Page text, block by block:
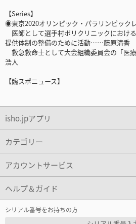
【Series】
◉東京2020オリンピック・パラリンピック
医師として選手村ポリクリニックにおけ
提供体制の整備のために活動……藤原清香
救急救命士として大会組織委員会の「医
浩人
【臨スポニュース】
isho.jpアプリ
カテゴリー
アカウントサービス
ヘルプ＆ガイド
シリアル番号をお持ちの方